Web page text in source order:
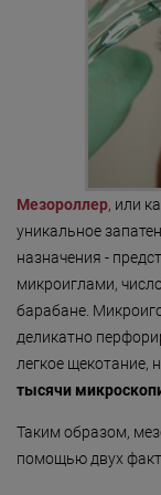
Мезороллер, или
уникальное
назначения -
микроиглами,
барабане.
деликатно
легкое щекотание,
тысячи
Таким образом,
помощью двух
«Detoxygene»
«Beauty-ассорти»
«Леди
«Секрет
«Гармония»
«Only for Men»
«Mirific»
«Остеопатия»
«Здоровая